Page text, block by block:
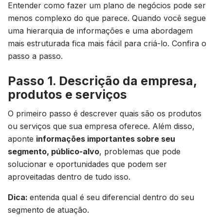
Entender como fazer um plano de negócios pode ser
menos complexo do que parece. Quando você segue
uma hierarquia de informações e uma abordagem
mais estruturada fica mais fácil para criá-lo. Confira o
passo a passo.
Passo 1. Descrição da empresa,
produtos e serviços
O primeiro passo é descrever quais são os produtos
ou serviços que sua empresa oferece. Além disso,
aponte informações importantes sobre seu
segmento, público-alvo, problemas que pode
solucionar e oportunidades que podem ser
aproveitadas dentro de tudo isso.
Dica: entenda qual é seu diferencial dentro do seu
segmento de atuação.